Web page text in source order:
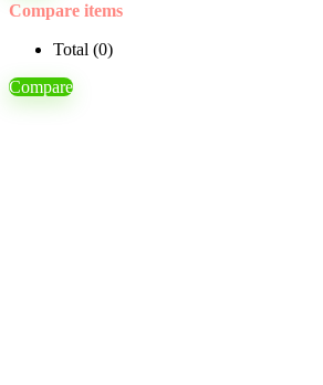
Compare items
Total (0)
Compare